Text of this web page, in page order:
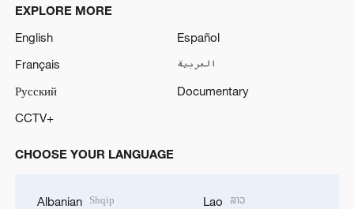
EXPLORE MORE
English
Español
Français
العربية
Русский
Documentary
CCTV+
CHOOSE YOUR LANGUAGE
Albanian Shqip Lao ລາວ